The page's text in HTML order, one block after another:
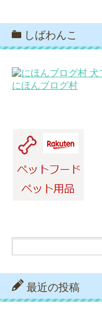
しばわんこ
にほんブログ村
最近の投稿